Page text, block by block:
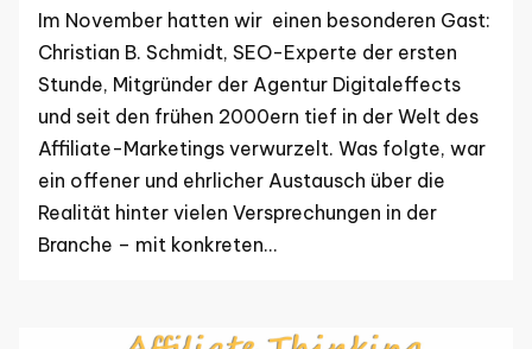
Im November hatten wir einen besonderen Gast:
Christian B. Schmidt, SEO-Experte der ersten
Stunde, Mitgründer der Agentur Digitaleffects
und seit den frühen 2000ern tief in der Welt des
Affiliate-Marketings verwurzelt. Was folgte, war
ein offener und ehrlicher Austausch über die
Realität hinter vielen Versprechungen in der
Branche – mit konkreten…